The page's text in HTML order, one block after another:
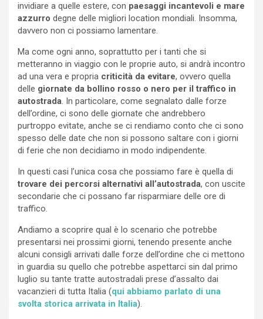
invidiare a quelle estere, con paesaggi incantevoli e mare
azzurro degne delle migliori location mondiali. Insomma,
davvero non ci possiamo lamentare.
Ma come ogni anno, soprattutto per i tanti che si
metteranno in viaggio con le proprie auto, si andrà incontro
ad una vera e propria criticità da evitare, ovvero quella
delle giornate da bollino rosso o nero per il traffico in
autostrada. In particolare, come segnalato dalle forze
dell’ordine, ci sono delle giornate che andrebbero
purtroppo evitate, anche se ci rendiamo conto che ci sono
spesso delle date che non si possono saltare con i giorni
di ferie che non decidiamo in modo indipendente.
In questi casi l’unica cosa che possiamo fare è quella di
trovare dei percorsi alternativi all’autostrada, con uscite
secondarie che ci possano far risparmiare delle ore di
traffico.
Andiamo a scoprire qual è lo scenario che potrebbe
presentarsi nei prossimi giorni, tenendo presente anche
alcuni consigli arrivati dalle forze dell’ordine che ci mettono
in guardia su quello che potrebbe aspettarci sin dal primo
luglio su tante tratte autostradali prese d’assalto dai
vacanzieri di tutta Italia (qui abbiamo parlato di una
svolta storica arrivata in Italia).